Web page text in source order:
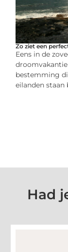
Zo ziet een
Eens in de
droomvakantie
bestemming
eilanden staan
Had